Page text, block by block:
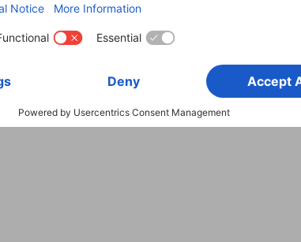
Wybierz kraj
Warunki gwarancji Deklaracje zgodności